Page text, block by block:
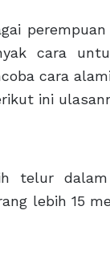
cara
cara
ini
telur
kurang